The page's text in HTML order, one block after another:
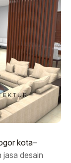
kota–
jasa desain